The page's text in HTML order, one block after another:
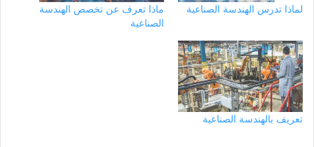
لماذا تدرس الهندسة الصناعية
ماذا تعرف عن تخصص الهندسة
الصناعية
تعريف بالهندسة الصناعية